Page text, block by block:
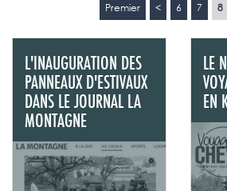
Premier < 6 7 8
L'INAUGURATION DES
PANNEAUX D'ESTIVAUX
DANS LE JOURNAL LA
MONTAGNE
LE
EN